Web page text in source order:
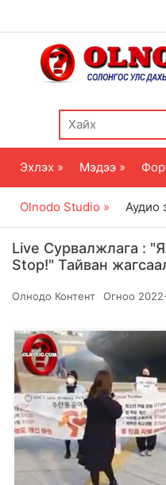
Эхлэх » Мэдээ »
Olnodo Studio » Аудио
Live Сурвалжлага :
Stop!" Тайван
Олнодо Контент Огноо